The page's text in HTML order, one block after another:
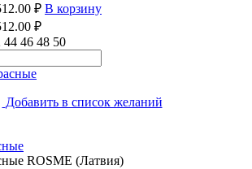
₽ В корзину
₽
44 46 48 50
Добавить в список желаний
ROSME (Латвия)